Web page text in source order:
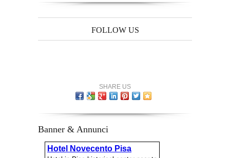
FOLLOW US
SHARE US
Banner & Annunci